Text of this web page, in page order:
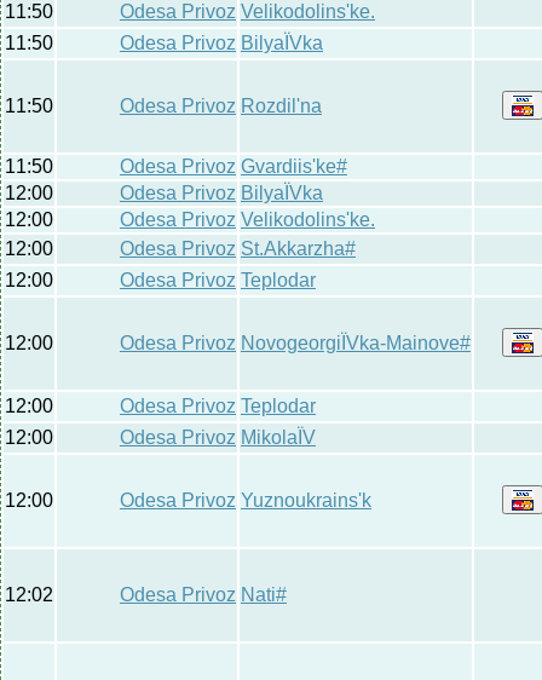
11:50
Odesa Privoz Velikodolins'ke.
11:50
Odesa Privoz BilyaЇVka
11:50 Odesa Privoz Rozdil'na
11:50 Odesa Privoz Gvardiis'ke#
12:00
Odesa Privoz BilyaЇVka
12:00
Odesa Privoz Velikodolins'ke.
12:00
Odesa Privoz St.Akkarzha#
12:00
Odesa Privoz Teplodar
12:00 Odesa Privoz NovogeorgiЇVka-Mainove#
12:00 Odesa Privoz Teplodar
12:00
Odesa Privoz MikolaЇV
12:00 Odesa Privoz Yuznoukraіns'k
12:02 Odesa Privoz Nati#